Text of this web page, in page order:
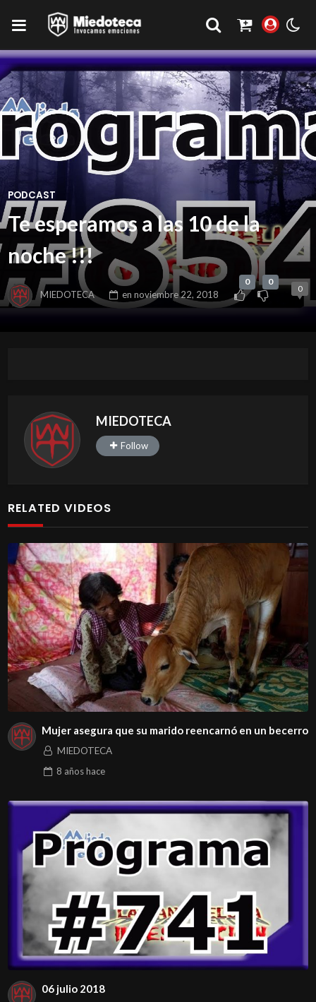
PODCAST
Te esperamos a las 10 de la
noche !!!
MIEDOTECA en noviembre 22, 2018
0 0
0
MIEDOTECA
Follow
RELATED VIDEOS
Mujer asegura que su marido reencarnó en un becerro
MIEDOTECA
8 añoshace
06 julio 2018